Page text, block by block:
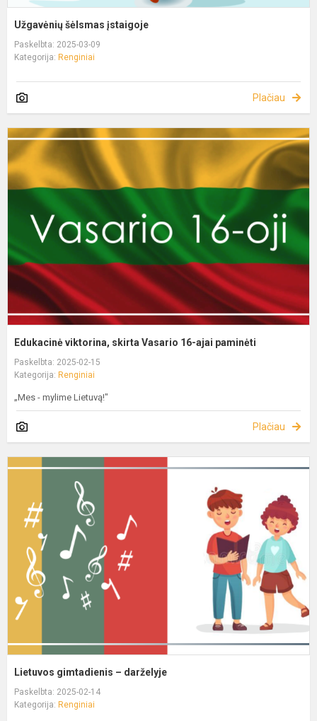
Užgavėnių šėlsmas įstaigoje
Paskelbta: 2025-03-09
Kategorija: Renginiai
Plačiau
Edukacinė viktorina, skirta Vasario 16-ajai paminėti
Paskelbta: 2025-02-15
Kategorija: Renginiai
„Mes - mylime Lietuvą!"
Plačiau
Lietuvos gimtadienis – darželyje
Paskelbta: 2025-02-14
Kategorija: Renginiai